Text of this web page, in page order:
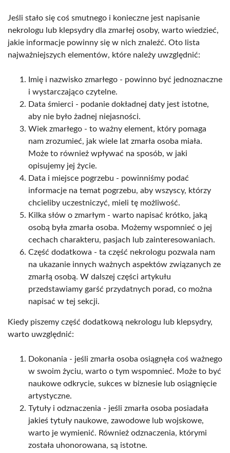
Jeśli stało się coś smutnego i konieczne jest napisanie
nekrologu lub klepsydry dla zmarłej osoby, warto wiedzieć,
jakie informacje powinny się w nich znaleźć. Oto lista
najważniejszych elementów, które należy uwzględnić:
Imię i nazwisko zmarłego - powinno być jednoznaczne
i wystarczająco czytelne.
Data śmierci - podanie dokładnej daty jest istotne,
aby nie było żadnej niejasności.
Wiek zmarłego - to ważny element, który pomaga
nam zrozumieć, jak wiele lat zmarła osoba miała.
Może to również wpływać na sposób, w jaki
opisujemy jej życie.
Data i miejsce pogrzebu - powinniśmy podać
informacje na temat pogrzebu, aby wszyscy, którzy
chcieliby uczestniczyć, mieli tę możliwość.
Kilka słów o zmarłym - warto napisać krótko, jaką
osobą była zmarła osoba. Możemy wspomnieć o jej
cechach charakteru, pasjach lub zainteresowaniach.
Część dodatkowa - ta część nekrologu pozwala nam
na ukazanie innych ważnych aspektów związanych ze
zmarłą osobą. W dalszej części artykułu
przedstawiamy garść przydatnych porad, co można
napisać w tej sekcji.
Kiedy piszemy część dodatkową nekrologu lub klepsydry,
warto uwzględnić:
Dokonania - jeśli zmarła osoba osiągnęła coś ważnego
w swoim życiu, warto o tym wspomnieć. Może to być
naukowe odkrycie, sukces w biznesie lub osiągnięcie
artystyczne.
Tytuły i odznaczenia - jeśli zmarła osoba posiadała
jakieś tytuły naukowe, zawodowe lub wojskowe,
warto je wymienić. Również odznaczenia, którymi
została uhonorowana, są istotne.